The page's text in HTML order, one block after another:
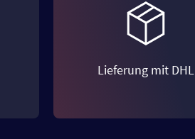
Lieferung mit DHL